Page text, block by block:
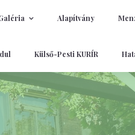
Alapítvány
Külső-Pesti KURÍR